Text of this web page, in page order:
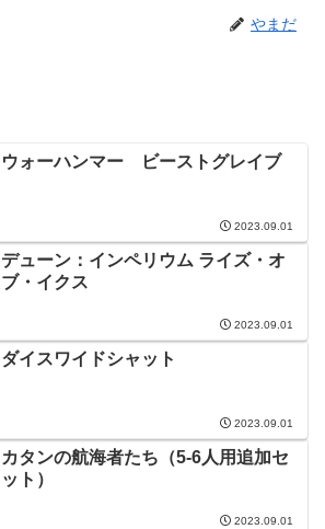
やまだ
ウォーハンマー ビーストグレイブ
2023.09.01
デューン：インペリウム ライズ・オ
ブ・イクス
2023.09.01
ダイスワイドシャット
2023.09.01
カタンの航海者たち（5-6人用追加セ
ット）
2023.09.01